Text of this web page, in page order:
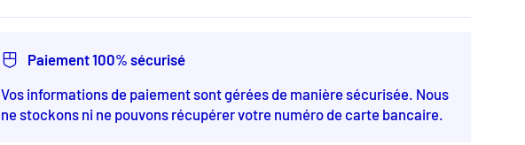
Paiement 100% sécurisé
Vos informations de paiement sont gérées de manière sécurisée. Nous
ne stockons ni ne pouvons récupérer votre numéro de carte bancaire.